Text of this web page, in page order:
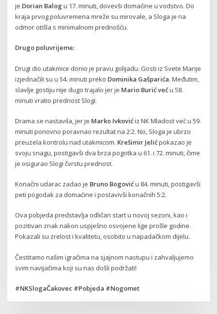
je Dorian Balog u 17. minuti, dovevši domaćine u vodstvo. Do
kraja prvog poluvremena mreže su mirovale, a Sloga je na
odmor otišla s minimalnom prednošću.
Drugo poluvrijeme:
Drugi dio utakmice donio je pravu golijadu. Gosti iz Svete Marije
izjednačili su u 54. minuti preko Dominika Gašparića. Međutim,
slavlje gostiju nije dugo trajalo jer je Mario Burić veću 58.
minuti vratio prednost Slogi.
Drama se nastavila, jer je Marko Ivkovićiz NK Mladost već u 59.
minuti ponovno poravnao rezultat na 2:2. No, Sloga je ubrzo
preuzela kontrolu nad utakmicom. Krešimir Jelićpokazao je
svoju snagu, postigavši dva brza pogotka u 61. i 72. minuti, čime
je osigurao Slogi čvrstu prednost.
Konačni udarac zadao je Bruno Bogoviću 84. minuti, postigavši
peti pogodak za domaćine i postavivši konačnih 5:2.
Ova pobjeda predstavlja odličan start u novoj sezoni, kao i
pozitivan znak nakon uspješno osvojene lige prošle godine.
Pokazali su zrelost i kvalitetu, osobito u napadačkom dijelu.
Čestitamo našim igračima na sjajnom nastupu i zahvaljujemo
svim navijačima koji su nas došli podržati!
#NKSlogaČakovec #Pobjeda #Nogomet